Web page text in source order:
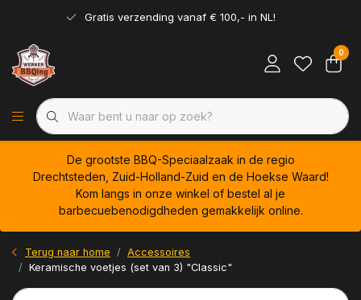
Gratis verzending vanaf € 100,- in NL!
0
De grootste BBQ-Speciaalzaak in de regio
Drechtsteden, Zuid-Holland-Zuid en de Hoekse Waard!
Kom langs in onze winkel of bestel al je
barbecuebenodigdheden gemakkelijk online.
Terug naar home
Accessoires
Keramische voetjes (set van 3) "Classic"